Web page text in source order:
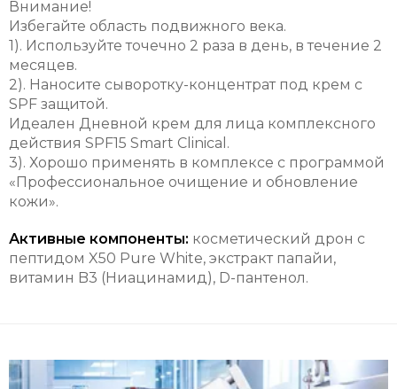
Внимание!
Избегайте область подвижного века.
1). Используйте точечно 2 раза в день, в течение 2
месяцев.
2). Наносите сыворотку-концентрат под крем с
SPF защитой.
Идеален Дневной крем для лица комплексного
действия SPF15 Smart Clinical.
3). Хорошо применять в комплексе с программой
«Профессиональное очищение и обновление
кожи».
Активные компоненты: косметический дрон с
пептидом X50 Pure White, экстракт папайи,
витамин B3 (Ниацинамид), D-пантенол.